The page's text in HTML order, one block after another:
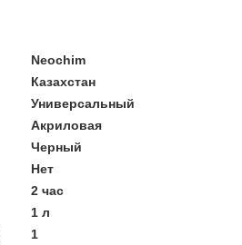
Neochim
Казахстан
Универсальный
Акриловая
Черный
Нет
2 час
1 л
1